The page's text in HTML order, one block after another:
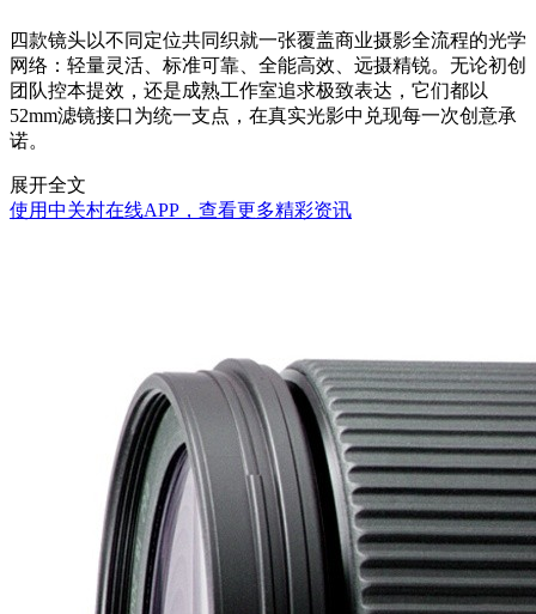
四款镜头以不同定位共同织就一张覆盖商业摄影全流程的光学
网络：轻量灵活、标准可靠、全能高效、远摄精锐。无论初创
团队控本提效，还是成熟工作室追求极致表达，它们都以
52mm滤镜接口为统一支点，在真实光影中兑现每一次创意承
诺。
展开全文
使用中关村在线APP，查看更多精彩资讯